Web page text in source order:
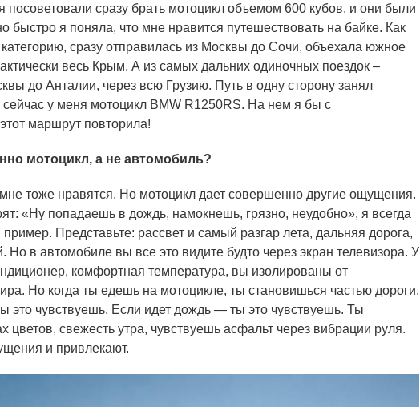
посоветовали сразу брать мотоцикл объемом 600 кубов, и они были
быстро я поняла, что мне нравится путешествовать на байке. Как
категорию, сразу отправилась из Москвы до Сочи, объехала южное
весь Крым. А из самых дальних одиночных поездок –
до Анталии, через всю Грузию. Путь в одну сторону занял
сейчас у меня мотоцикл BMW R1250RS. На нем я бы с
маршрут повторила!
мотоцикл, а не автомобиль?
тоже нравятся. Но мотоцикл дает совершенно другие ощущения.
«Ну попадаешь в дождь, намокнешь, грязно, неудобно», я всегда
Представьте: рассвет и самый разгар лета, дальняя дорога,
Но в автомобиле вы все это видите будто через экран телевизора. У
комфортная температура, вы изолированы от
Но когда ты едешь на мотоцикле, ты становишься частью дороги.
это чувствуешь. Если идет дождь — ты это чувствуешь. Ты
цветов, свежесть утра, чувствуешь асфальт через вибрации руля.
и привлекают.